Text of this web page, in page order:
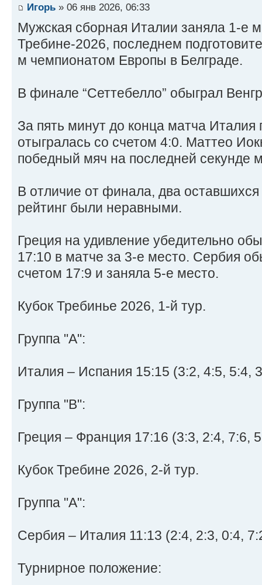
Игорь » 06 янв 2026, 06:33
Мужская сборная Италии заняла 1-е
Требине-2026, последнем
м чемпионатом Европы в Белграде.
В финале “Сеттебелло” обыграл
За пять минут до конца матча Италия
отыгралась со счетом 4:0. Маттео
победный мяч на последней секунде
В отличие от финала, два
рейтинг были неравными.
Греция на удивление убедительно
17:10 в матче за 3-е место. Сербия
счетом 17:9 и заняла 5-е место.
Кубок Требинье 2026, 1-й тур.
Группа "А":
Италия – Испания 15:15 (3:2, 4:5, 5:4,
Группа "В":
Греция – Франция 17:16 (3:3, 2:4, 7:6,
Кубок Требине 2026, 2-й тур.
Группа "А":
Сербия – Италия 11:13 (2:4, 2:3, 0:4,
Турнирное положение: